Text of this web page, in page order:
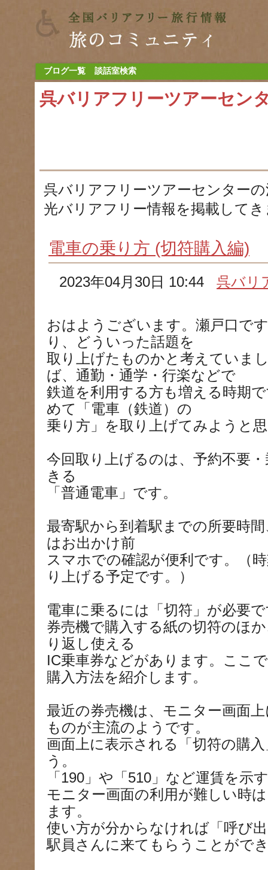
ブログ一覧 談話室検索
呉バリアフリーツアーセン
呉バリアフリーツアーセンター
光バリアフリー情報を掲載して
電車の乗り方 (切符購入編)
2023年04月30日 10:44呉バリ
おはようございます。瀬戸口で
り、どういった話題を
取り上げたものかと考えていま
ば、通勤・通学・行楽などで
鉄道を利用する方も増える時期
めて「電車（鉄道）の
乗り方」を取り上げてみようと
今回取り上げるのは、予約不要
きる
「普通電車」です。
最寄駅から到着駅までの所要時
はお出かけ前
スマホでの確認が便利です。（
り上げる予定です。）
電車に乗るには「切符」が必要
券売機で購入する紙の切符のほ
り返し使える
IC乗車券などがあります。ここ
購入方法を紹介します。
最近の券売機は、モニター画面
ものが主流のようです。
画面上に表示される「切符の購
う。
「190」や「510」など運賃を示
モニター画面の利用が難しい時
ます。
使い方が分からなければ「呼び
駅員さんに来てもらうことがで